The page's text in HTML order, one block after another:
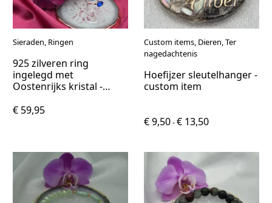
Sieraden, Ringen
925 zilveren ring
ingelegd met
Oostenrijks kristal -
€ 59,95
Custom items, Dieren, Ter
nagedachtenis
Hoefijzer sleutelhanger -
custom item
€ 9,50-€ 13,50